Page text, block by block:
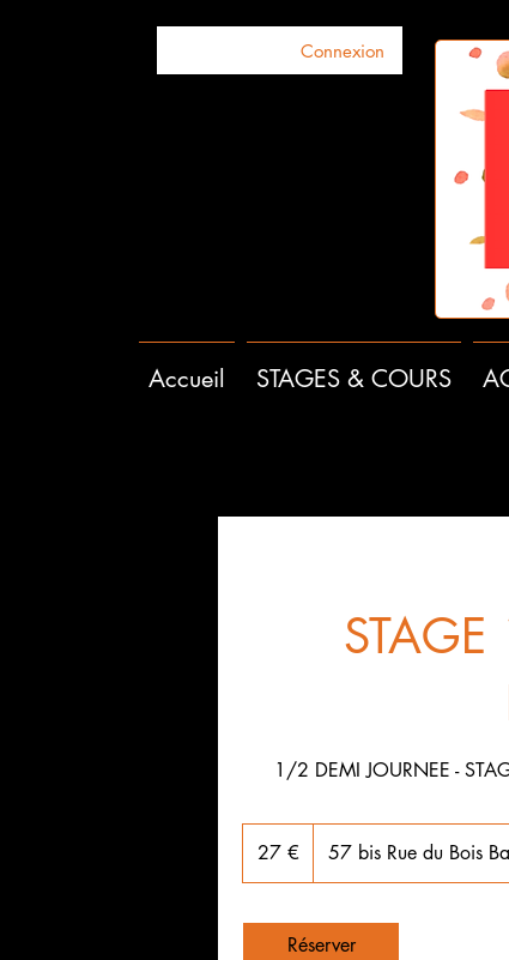
Connexion
Accueil STAGES & COURS
1/2 DEMI JOURNEE -
euros
27 € 57 bis Rue du Bois
Réserver